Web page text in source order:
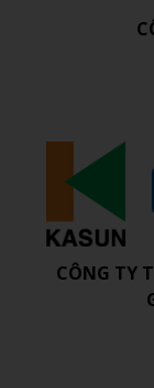
CÔNG TY